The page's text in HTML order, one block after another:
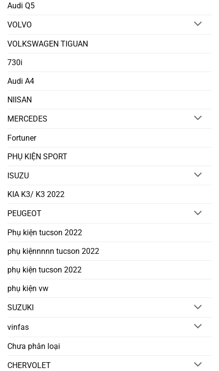
Audi Q5
VOLVO
VOLKSWAGEN TIGUAN
730i
Audi A4
NIISAN
MERCEDES
Fortuner
PHỤ KIỆN SPORT
ISUZU
KIA K3/ K3 2022
PEUGEOT
Phụ kiện tucson 2022
phụ kiệnnnnn tucson 2022
phụ kiện tucson 2022
phụ kiện vw
SUZUKI
vinfas
Chưa phân loại
CHERVOLET